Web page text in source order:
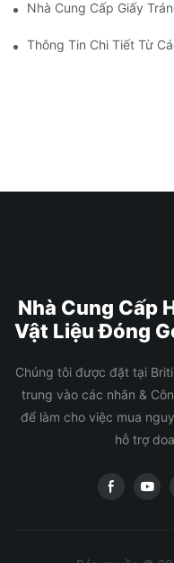
Nhà Cung Cấp Giấy
Thông Tin Chi Tiết Từ
Nhà Cung Cấp
Vật Liệu Đóng
Chúng tôi được đặt tại
trung vào các nhãn &
để làm cho việc mua
hỗ trợ